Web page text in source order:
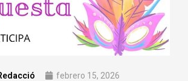
febrero 15, 2026